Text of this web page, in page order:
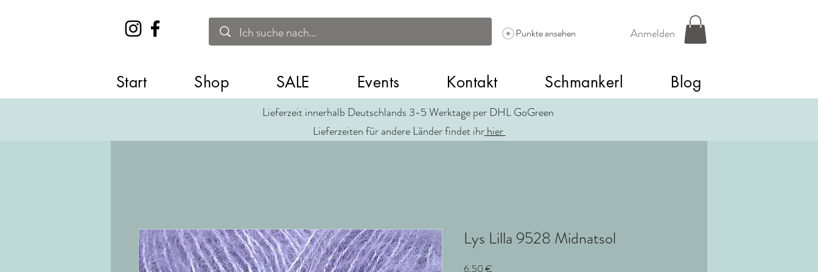
Anmelden
Punkte ansehen
Start Shop SALE Events Kontakt Schmankerl Blog
Lieferzeit innerhalb Deutschlands 3-5 Werktage per DHL GoGreen
Lieferzeiten für andere Länder findet ihrhier
Lys Lilla 9528 Midnatsol
6,50 €